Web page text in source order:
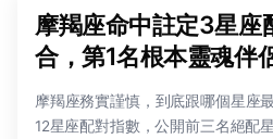
摩羯座命中註定3星座
合，第1名根本靈魂伴
摩羯座務實謹慎，到底跟哪個星座
12星座配對指數，公開前三名絕配